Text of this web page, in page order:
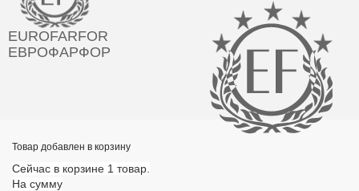
EUROFARFOR
ЕВРОФАРФОР
Товар добавлен в корзину
Сейчас в корзине 1 товар.
На сумму